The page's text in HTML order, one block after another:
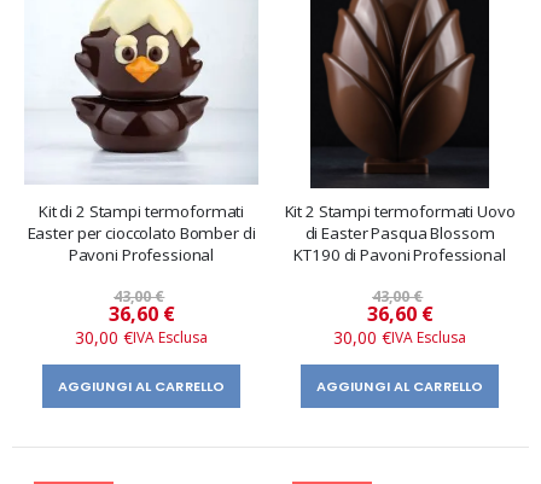
Kit di 2 Stampi termoformati
Easter per cioccolato Bomber di
Pavoni Professional
43,00 €
Prezzo
speciale
36,60 €
30,00 €
AGGIUNGI AL CARRELLO
Kit 2 Stampi termoformati Uovo
di Easter Pasqua Blossom
KT190 di Pavoni Professional
43,00 €
Prezzo
speciale
36,60 €
30,00 €
AGGIUNGI AL CARRELLO